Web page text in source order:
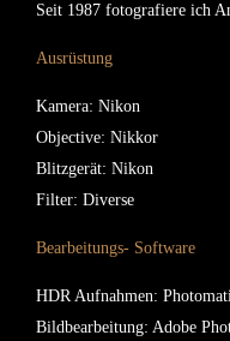
Seit 1987 fotografiere ich
Ausrüstung
Kamera: Nikon
Objective: Nikkor
Blitzgerät: Nikon
Filter: Diverse
Bearbeitungs- Software
HDR Aufnahmen:
Bildbearbeitung: Adobe